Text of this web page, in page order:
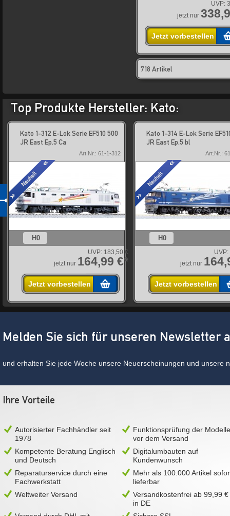
UVP:
jetzt nur
Jetzt vorbestellen
718 Artikel
Top Produkte Hersteller: Kato:
Kato 1-312 E-Lok Serie EF510 500
JR East Ep.5 Ca
Art.Nr.: 61-1-312
H0
UVP: 183,50 €
jetzt nur 164,99 €*
Jetzt vorbestellen
Kato 1-314 E-Lok Serie
JR East Ep.5 bl
Art.Nr.:
H0
UVP:
jetzt nur
Jetzt vorbestellen
Melden Sie sich für unseren Newsletter
und erhalten Sie jede Woche unsere Neuerscheinungen und unsere
Ihre Vorteile
Autorisierter Fachhändler seit
1978
Funktionsprüfung der Modelle
vor dem Versand
Kompetente Beratung Englisch
und Deutsch
Digitalumbauten auf
Kundenwunsch
Reparaturservice durch eine
Fachwerkstatt
Mehr als 100.000 Artikel
lieferbar
Weltweiter Versand
Versandkostenfrei ab 99,99 €
in DE